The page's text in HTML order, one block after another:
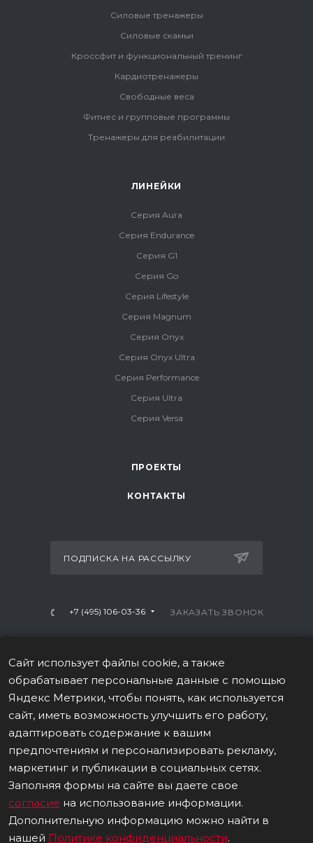
Силовые тренажеры
Силовые скамьи
Кроссфит и функциональный тренинг
Кардиотренажеры
Свободные веса
Фитнес и групповые программы
Тренажеры для реабилитации
ЛИНЕЙКИ
Серия Aura
Серия Endurance
Серия G1
Серия Go
Серия Lifestyle
Серия Magnum
Серия Onyx
Серия Onyx Ultra
Серия Performance
Серия Ultra
Серия Versa
ПРОЕКТЫ
КОНТАКТЫ
ПОДПИСКА НА РАССЫЛКУ
+7 (495) 106-03-36 ЗАКАЗАТЬ ЗВОНОК
г. Москва, Варшавское ш., 28А, 1 этаж
ПОЛИТИКА В ОТНОШЕНИИ ОБРАБОТКИ ПЕРСОНАЛЬНЫХ
ДАННЫХ
Данные о товаре на сайте носят информационный
характер, не являются публичной офертой (ст. 437 (2) ГК
РФ). © 2026 Все права защищены.
Сайт использует файлы cookie, а также
обрабатывает персональные данные с помощью
Яндекс Метрики, чтобы понять, как используется
сайт, иметь возможность улучшить его работу,
адаптировать содержание к вашим
предпочтениям и персонализировать рекламу,
маркетинг и публикации в социальных сетях.
Заполняя формы на сайте вы даете свое
согласие на использование информации.
Дополнительную информацию можно найти в
нашей Политике конфиденциальности.